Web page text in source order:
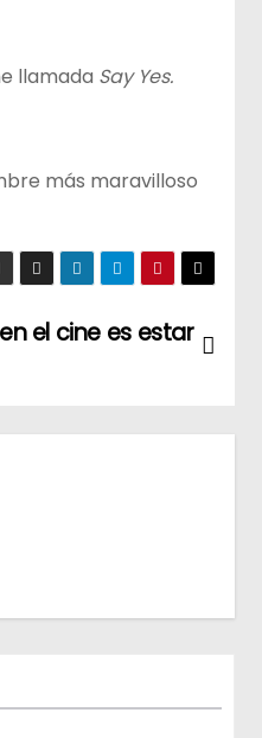
llamada Say Yes.
más maravilloso
el cine es estar